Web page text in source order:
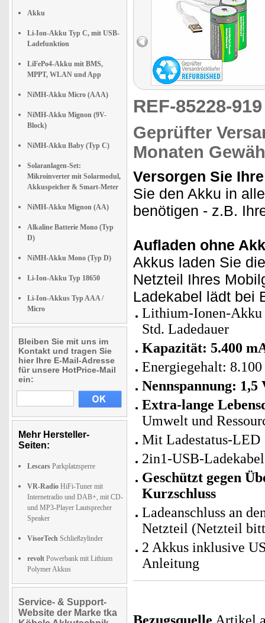
Akku
Li-Ion-Akku Typ C, mit USB-
Ladefunktion
LiFePo4-Akku mit BMS,
MPPT, WLAN und App
NiMH-Akku Micro (AAA)
NiMH-Akku Mignon (9V-
Block)
NiMH-Akku Baby (Typ C)
Solaranlagen-Set:
Mikroinverter mit Solarmodul,
Akkuspeicher & Smart-Meter
NiMH-Akku Mignon (AA)
Alkaline Batterie Mono (Typ
D)
NiMH-Akku Mono (Typ D)
Li-Ion-Akku Typ 18650
Li-Ion-Akkus Typ AAA /
Micro
Bleiben Sie mit uns im
Kontakt und tragen Sie
hier Ihre E-Mail-Adresse
für unsere HotPrice-Mail
ein:
Mehr Hersteller-
Seiten:
Lescars Parkplatzsperre
VR-Radio HiFi-Tuner mit
Internetradio und DAB+, mit CD-
und MP3-Player Lautsprecher
Speaker
VisorTech Schließzylinder
revolt Powerbank mit Lithium
Polymer Akkus
Service- & Support-
Website der Marke tka
REF-85228-
Geprüfter
Monaten
Versorgen Sie
Sie den Akku in
benötigen - z.B.
Aufladen ohne
Akkus laden Sie
Netzteil Ihres
Ladekabel lädt bei
Lithium-Ionen-
Std. Ladedauer
Kapazität: 5.400
Energiegehalt:
Nennspannung: 1,5
Extra-lange
Umwelt und
Mit Ladestatus-LED
2in1-USB-
Geschützt gegen
Kurzschluss
Ladeanschluss an
Netzteil (Netzteil
2 Akkus inklusive
Anleitung